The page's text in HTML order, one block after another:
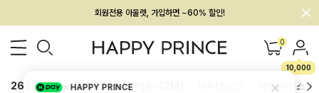
회원전용 아울렛, 가입하면 ~60% 할인!
멤버십 최대 28,000원 혜택 0
10,000
26SS 신상 BEST BABY[6~12M] 하의/레깅스
HAPPY PRINCE